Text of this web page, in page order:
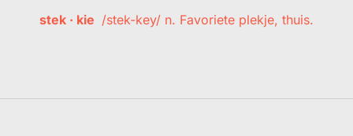
stek · kie /stek-key/ n. Favoriete plekje, thuis.